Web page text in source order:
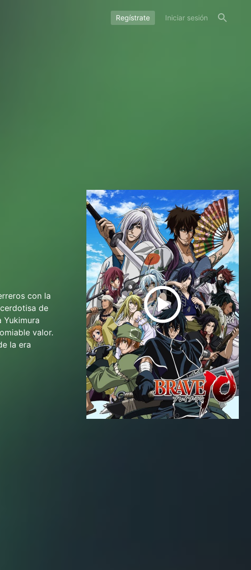
Regístrate Iniciar sesión
con la
de
Yukimura
valor.
la era